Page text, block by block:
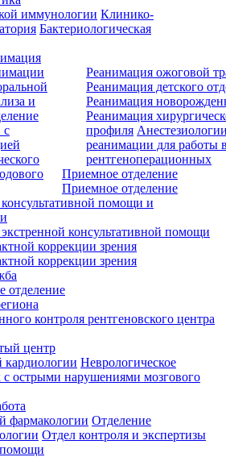
иммунологии Клинико-
Бактериологическая
и
с
Реанимация ожоговой
Реанимация детского
Реанимация
Реанимация
профиля
реанимации для работы
рентгеноперационных
Приемное отделение
Приемное отделение
помощи и
консультативной помощи
коррекции зрения
коррекции зрения
отделение
контроля рентгеновского центра
центр
кардиологии Неврологическое
с острыми нарушениями мозгового
фармакологии Отделение
Отдел контроля и экспертизы
помощи